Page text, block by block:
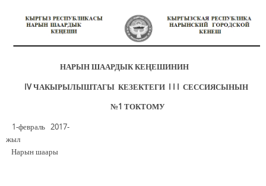
НАРЫН ШААРДЫК КЕҢЕШИНИН
IV ЧАКЫРЫЛЫШТАГЫ КЕЗЕКТЕГИ I I I СЕССИЯСЫНЫН
№1 ТОКТОМУ
1-февраль 2017-
жыл
Нарын шаары